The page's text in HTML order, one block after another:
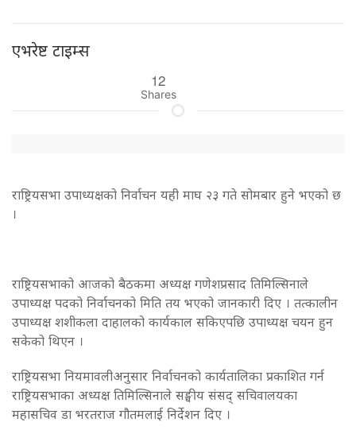
एभरेष्ट टाइम्स
12
Shares
राष्ट्रियसभा उपाध्यक्षको निर्वाचन यही माघ २३ गते सोमबार हुने भएको छ
।
राष्ट्रियसभाको आजको बैठकमा अध्यक्ष गणेशप्रसाद तिमिल्सिनाले
उपाध्यक्ष पदको निर्वाचनको मिति तय भएको जानकारी दिए । तत्कालीन
उपाध्यक्ष शशीकला दाहालको कार्यकाल सकिएपछि उपाध्यक्ष चयन हुन
सकेको थिएन ।
राष्ट्रियसभा नियमावलीअनुसार निर्वाचनको कार्यतालिका प्रकाशित गर्न
राष्ट्रियसभाका अध्यक्ष तिमिल्सिनाले सङ्घीय संसद् सचिवालयका
महासचिव डा भरतराज गौतमलाई निर्देशन दिए ।